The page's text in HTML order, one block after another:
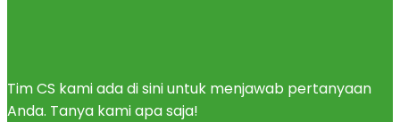
Tim CS kami ada di sini untuk menjawab pertanyaan
Anda. Tanya kami apa saja!